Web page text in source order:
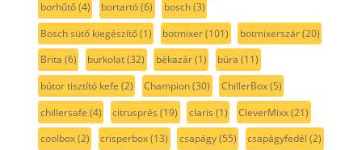
borhűtő(4) bortartó(6) bosch(3)
Bosch sütő kiegészítő(1) botmixer(101) botmixerszár(20)
Brita (6) burkolat(32) békazár(1) búra (11)
bútor tisztító kefe (2) Champion(30) ChillerBox(5)
chillersafe (4) citrusprés (19) claris (1) CleverMixx(21)
coolbox(2) crisperbox(13) csapágy(55) csapágyfedél (2)